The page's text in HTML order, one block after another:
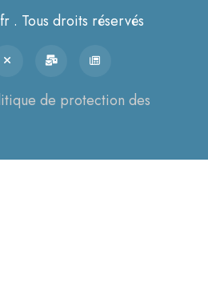
. Tous droits réservés
de protection des